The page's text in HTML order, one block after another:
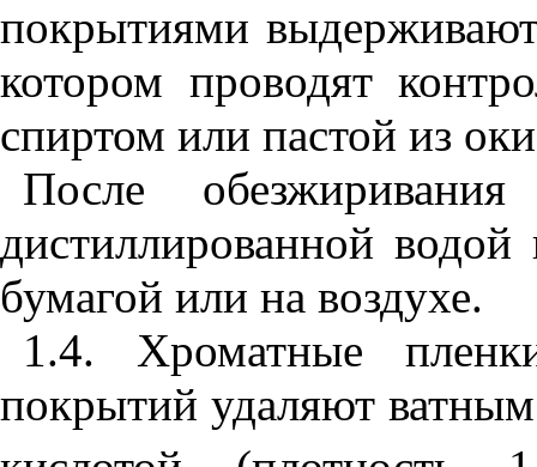
покрытиями
котором проводят
спиртом или пастой из
После
дистиллированной
бумагой или на воздухе.
1.4. Хроматные
покрытий удаляют